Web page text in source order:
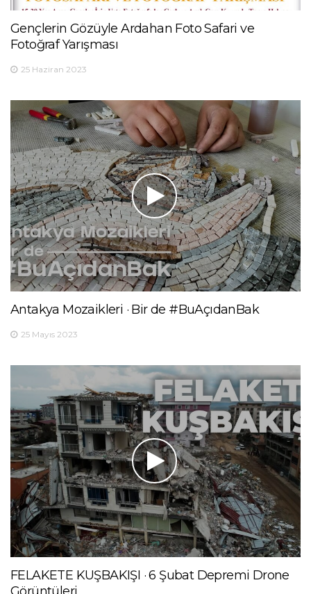
Gençlerin Gözüyle Ardahan Foto Safari ve
Fotoğraf Yarışması
25 Haziran 2023
Antakya Mozaikleri · Bir de #BuAçıdanBak
25 Mayıs 2023
FELAKETE KUŞBAKIŞI · 6 Şubat Depremi Drone
Görüntüleri